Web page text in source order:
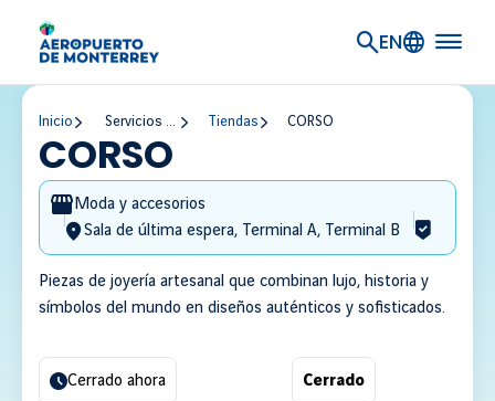
EN
Inicio Servicios y Establecimientos Tiendas CORSO
CORSO
Moda y accesorios
Sala de última espera, Terminal A, Terminal B
Piezas de joyería artesanal que combinan lujo, historia y
símbolos del mundo en diseños auténticos y sofisticados.
HORARIOS
Cerrado ahora Cerrado